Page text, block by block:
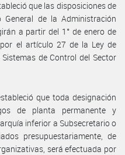
que las disposiciones de
de la Administración
a partir del 1° de enero de
el artículo 27 de la Ley de
de Control del Sector
que toda designación
de planta permanente y
inferior a Subsecretario o
presupuestariamente, de
será efectuada por